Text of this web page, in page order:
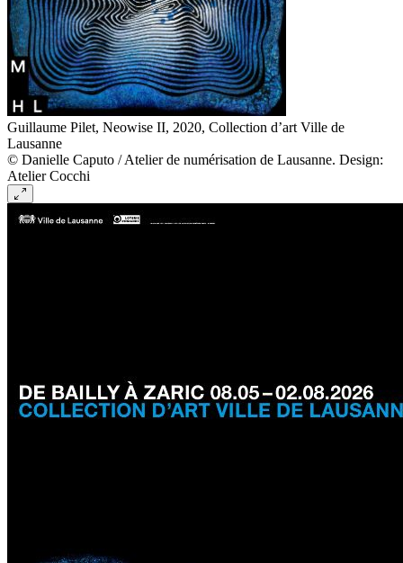
Guillaume Pilet, Neowise II, 2020, Collection d’art Ville de
Lausanne
© Danielle Caputo / Atelier de numérisation de Lausanne. Design:
Atelier Cocchi